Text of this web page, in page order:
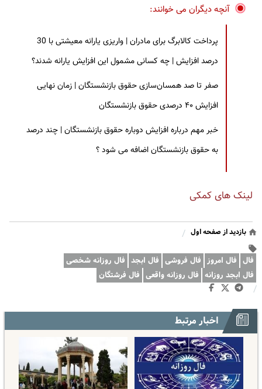
آنچه دیگران می خوانند:
پرداخت کالابرگ برای مادران | واریزی یارانه معیشتی با 30
درصد افزایش | چه کسانی مشمول این افزایش یارانه شدند؟
صفر تا صد همسان‌سازی حقوق بازنشستگان | زمان نهایی
افزایش ۴۰ درصدی حقوق بازنشستگان
خبر مهم درباره افزایش دوباره حقوق بازنشستگان | چند درصد
به حقوق بازنشستگان اضافه می شود ؟
لینک های کمکی
بازدید از صفحه اول /
فال فال امروز فال فروشی فال ابجد فال روزانه شخصی
فال ابجد روزانه فال روزانه واقعی فال فرشتگان
/
اخبار مرتبط